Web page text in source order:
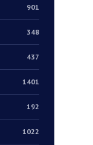
901
348
437
1401
192
1022